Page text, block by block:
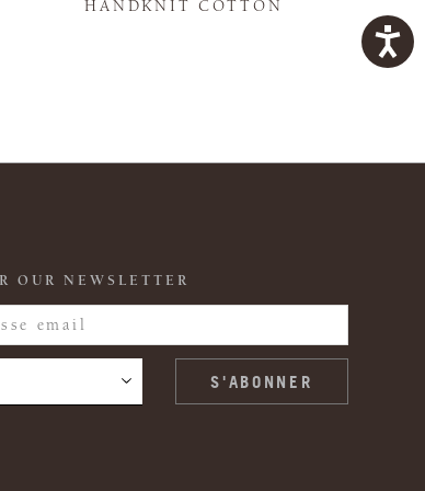
HANDKNIT COTTON
OUR NEWSLETTER